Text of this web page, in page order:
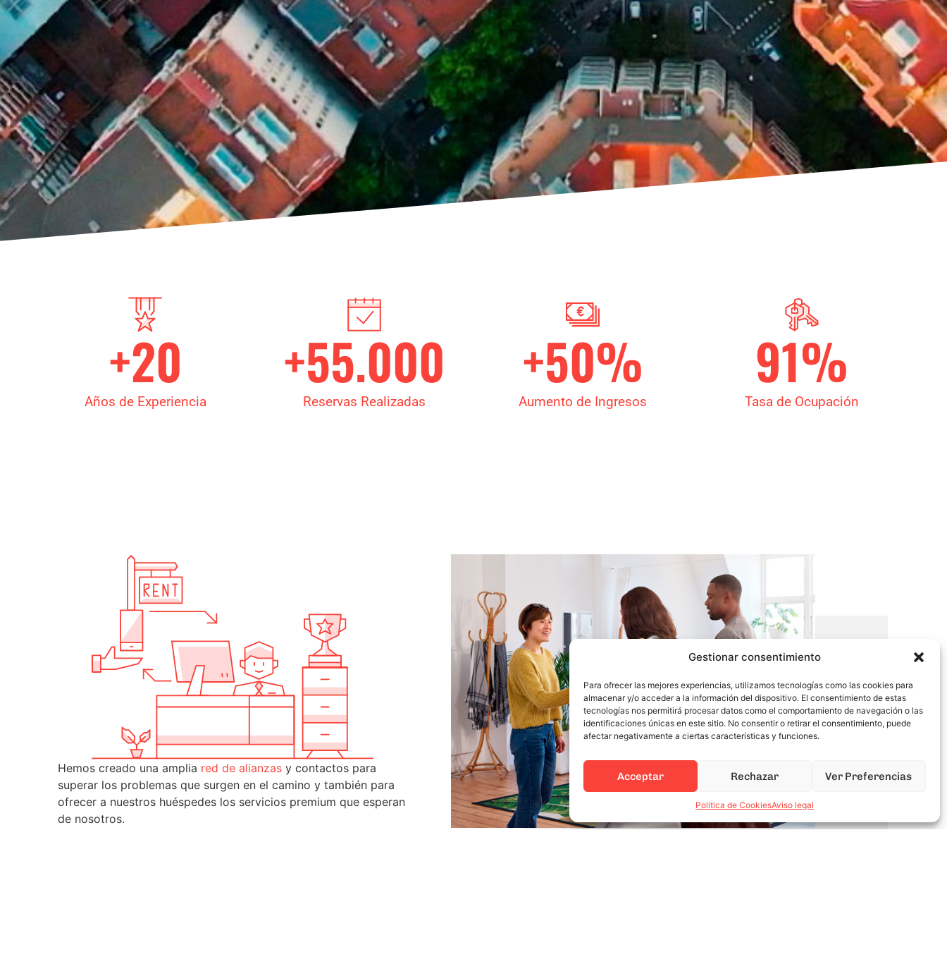
Gestionar consentimiento
Para ofrecer las mejores experiencias, utilizamos tecnologías como las cookies para
almacenar y/o acceder a la información del dispositivo. El consentimiento de estas
tecnologías nos permitirá procesar datos como el comportamiento de navegación o las
identificaciones únicas en este sitio. No consentir o retirar el consentimiento, puede
afectar negativamente a ciertas características y funciones.
Acceptar Rechazar Ver Preferencias
Politica de CookiesAviso legal
Años de Experiencia
+20
Reservas Realizadas
+55.000
Aumento de Ingresos
+50%
Tasa de Ocupación
91%
Hemos creado una amplia red de alianzas y contactos para
superar los problemas que surgen en el camino y también para
ofrecer a nuestros huéspedes los servicios premium que esperan
de nosotros.